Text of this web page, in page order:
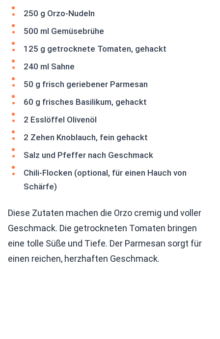
250 g Orzo-Nudeln
500 ml Gemüsebrühe
125 g getrocknete Tomaten, gehackt
240 ml Sahne
50 g frisch geriebener Parmesan
60 g frisches Basilikum, gehackt
2 Esslöffel Olivenöl
2 Zehen Knoblauch, fein gehackt
Salz und Pfeffer nach Geschmack
Chili-Flocken (optional, für einen Hauch von
Schärfe)
Diese Zutaten machen die Orzo cremig und voller
Geschmack. Die getrockneten Tomaten bringen
eine tolle Süße und Tiefe. Der Parmesan sorgt für
einen reichen, herzhaften Geschmack.